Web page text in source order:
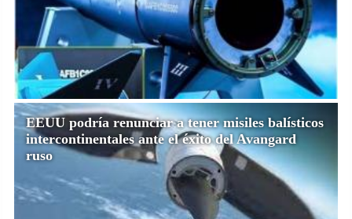
EEUU podría renunciar a tener misiles balísticos
intercontinentales ante el éxito del Avangard
ruso